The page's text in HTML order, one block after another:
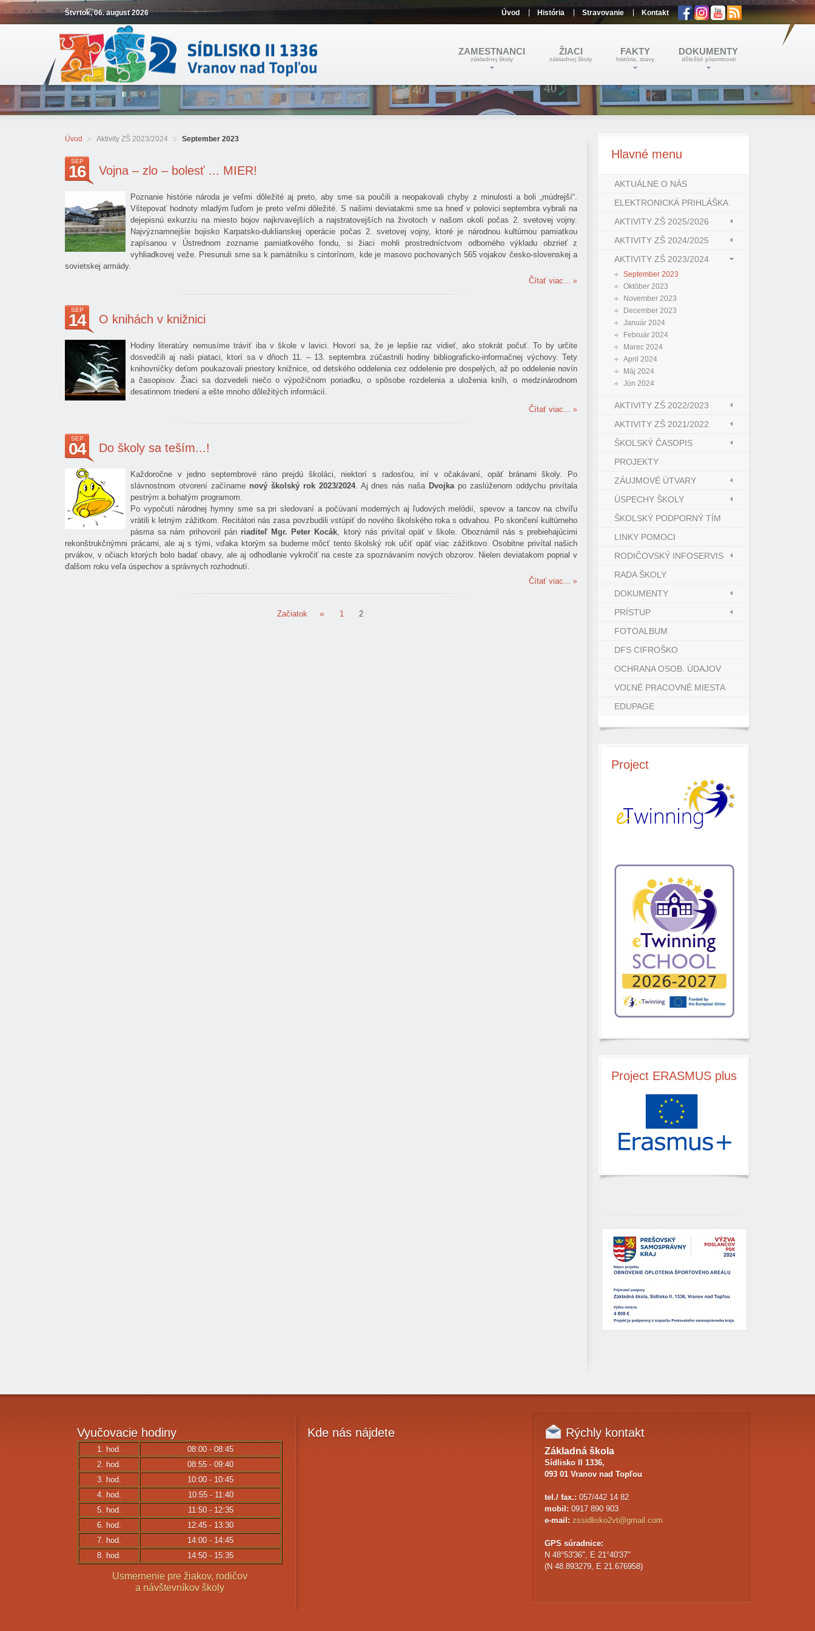
Úvod História Stravovanie Kontakt
Štvrtok, 06. august 2026
DOKUMENTY
dôležité písomnosti
FAKTY
história, stavy
ŽIACI
základnej školy
ZAMESTNANCI
základnej školy
Úvod Aktivity ZŠ 2023/2024 September 2023
SEP
16 Vojna – zlo – bolesť ... MIER!
Poznanie histórie národa je veľmi dôležité aj preto, aby sme sa poučili a neopakovali chyby z minulosti a boli „múdrejší“.
Vštepovať hodnoty mladým ľuďom je preto veľmi dôležité. S našimi deviatakmi sme sa hneď v polovici septembra vybrali na
dejepisnú exkurziu na miesto bojov najkrvavejších a najstratovejších na životoch v našom okolí počas 2. svetovej vojny.
Najvýznamnejšie bojisko Karpatsko-duklianskej operácie počas 2. svetovej vojny, ktoré je národnou kultúrnou pamiatkou
zapísanou v Ústrednom zozname pamiatkového fondu, si žiaci mohli prostredníctvom odborného výkladu obzrieť z
vyhliadkovej veže. Presunuli sme sa k pamätníku s cintorínom, kde je masovo pochovaných 565 vojakov česko-slovenskej a
sovietskej armády.
Čítať viac...
SEP
14 O knihách v knižnici
Hodiny literatúry nemusíme tráviť iba v škole v lavici. Hovorí sa, že je lepšie raz vidieť, ako stokrát počuť. To by určite
dosvedčili aj naši piataci, ktorí sa v dňoch 11. – 13. septembra zúčastnili hodiny bibliograficko-informačnej výchovy. Tety
knihovníčky deťom poukazovali priestory knižnice, od detského oddelenia cez oddelenie pre dospelých, až po oddelenie novín
a časopisov. Žiaci sa dozvedeli niečo o výpožičnom poriadku, o spôsobe rozdelenia a uloženia kníh, o medzinárodnom
desatinnom triedení a ešte mnoho dôležitých informácií.
Čítať viac...
SEP
04 Do školy sa teším...!
Každoročne v jedno septembrové ráno prejdú školáci, niektorí s radosťou, iní v očakávaní, opäť bránami školy. Po
slávnostnom otvorení začíname nový školský rok 2023/2024. Aj dnes nás naša Dvojkapo zaslúženom oddychu privítala
pestrým a bohatým programom.
Po vypočutí národnej hymny sme sa pri sledovaní a počúvaní moderných aj ľudových melódií, spevov a tancov na chvíľu
vrátili k letným zážitkom. Recitátori nás zasa povzbudili vstúpiť do nového školského roka s odvahou. Po skončení kultúrneho
pásma sa nám prihovoril pán riaditeľ Mgr. Peter Kocák, ktorý nás privítal opäť v škole. Oboznámil nás s prebiehajúcimi
rekonštrukčnýmni prácami, ale aj s tými, vďaka ktorým sa budeme môcť tento školský rok učiť opäť viac zážitkovo. Osobitne privítal našich
prvákov, v očiach ktorých bolo badať obavy, ale aj odhodlanie vykročiť na ceste za spoznávaním nových obzorov. Nielen deviatakom poprial v
ďalšom roku veľa úspechov a správnych rozhodnutí.
Čítať viac...
Začiatok « 1 2
Hlavné menu
AKTUÁLNE O NÁS
ELEKTRONICKÁ PRIHLÁŠKA
AKTIVITY ZŠ 2025/2026
AKTIVITY ZŠ 2024/2025
AKTIVITY ZŠ 2023/2024
September 2023
Október 2023
November 2023
December 2023
Január 2024
Február 2024
Marec 2024
April 2024
Máj 2024
Jún 2024
AKTIVITY ZŠ 2022/2023
AKTIVITY ZŠ 2021/2022
ŠKOLSKÝ ČASOPIS
PROJEKTY
ZÁUJMOVÉ ÚTVARY
ÚSPECHY ŠKOLY
ŠKOLSKÝ PODPORNÝ TÍM
LINKY POMOCI
RODIČOVSKÝ INFOSERVIS
RADA ŠKOLY
DOKUMENTY
PRÍSTUP
FOTOALBUM
DFS CIFROŠKO
OCHRANA OSOB. ÚDAJOV
VOĽNÉ PRACOVNÉ MIESTA
EDUPAGE
Project
Project ERASMUS plus
Vyučovacie hodiny
1. hod.
08:00 - 08:45
2. hod.
08:55 - 09:40
3. hod.
10:00 - 10:45
4. hod.
10:55 - 11:40
5. hod.
11:50 - 12:35
6. hod.
12:45 - 13:30
7. hod.
14:00 - 14:45
8. hod.
14:50 - 15:35
Usmernenie pre žiakov, rodičov
a návštevníkov školy
Kdenás nájdete Rýchlykontakt
Základná škola
Sídlisko II 1336,
093 01 Vranov nad Topľou
tel./ fax.: 057/442 14 82
mobil: 0917 890 903
e-mail: zssidlisko2vt@gmail.com
GPS súradnice:
N 48°53'36", E 21°40'37"
(N 48.893279, E 21.676958)